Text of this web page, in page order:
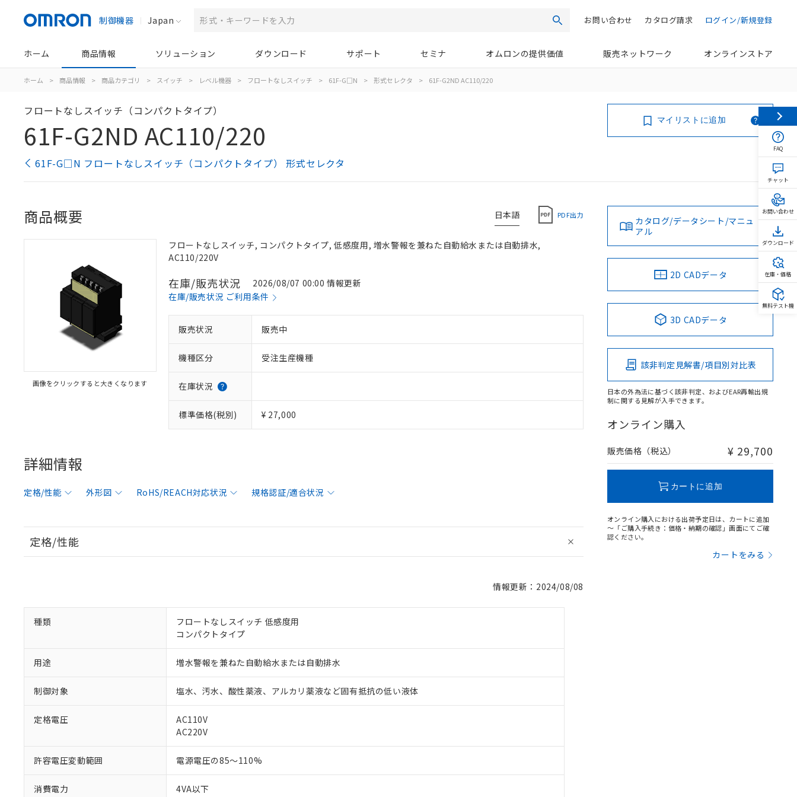
制御機器 Japan 検索 ログイン/新規登録
カタログ請求
お問い合わせ
ホーム 商品情報 ソリューション ダウンロード サポート セミナ オムロンの提供価値 販売ネットワーク オンラインストア
ホーム > 商品情報 > 商品カテゴリ > スイッチ > レベル機器 > フロートなしスイッチ > 61F-G□N > 形式セレクタ > 61F-G2ND AC110/220
フロートなしスイッチ（コンパクトタイプ）
61F-G2ND AC110/220
61F-G□N フロートなしスイッチ（コンパクトタイプ） 形式セレクタ
マイリストに追加
日本語 PDF出力
商品概要
画像をクリックすると大きくなります
フロートなしスイッチ, コンパクトタイプ, 低感度用, 増水警報を兼ねた自動給水または自動排水,
AC110/220V
在庫/販売状況
2026/08/07 00:00 情報更新
在庫/販売状況 ご利用条件
販売状況 販売中
機種区分 受注生産機種
在庫状況
標準価格(税別) ¥ 27,000
詳細情報
定格/性能 外形図 RoHS/REACH対応状況 規格認証/適合状況
定格/性能
情報更新：2024/08/08
種類
フロートなしスイッチ 低感度用
コンパクトタイプ
用途 増水警報を兼ねた自動給水または自動排水
制御対象 塩水、汚水、酸性薬液、アルカリ薬液など固有抵抗の低い液体
定格電圧
AC110V
AC220V
許容電圧変動範囲 電源電圧の85～110%
消費電力 4VA以下
カタログ/データシート/マニュ
アル
2D CADデータ
3D CADデータ
該非判定見解書/項目別対比表
日本の外為法に基づく該非判定、およびEAR再輸出規
制に関する見解が入手できます。
オンライン購入
販売価格（税込） ¥ 29,700
カートに追加
オンライン購入における出荷予定日は、カートに追加
～「ご購入手続き：価格・納期の確認」画面にてご確
認ください。
カートをみる
ご利用条件
※1 対応状況
対応予定：EU RoHS指令（10物質）の非含有に対応した製品に切り替える予定のある商品です。
対応予定なし：EU RoHS指令（10物質）の非含有に非対応の商品で、対応品を出す予定はありません。
非該当品：ライセンス料など無形物で、有害物質有無と関係のない商品です。
FAQ
チャット
お問い合わせ
ダウンロード
在庫・価格
無料テスト機